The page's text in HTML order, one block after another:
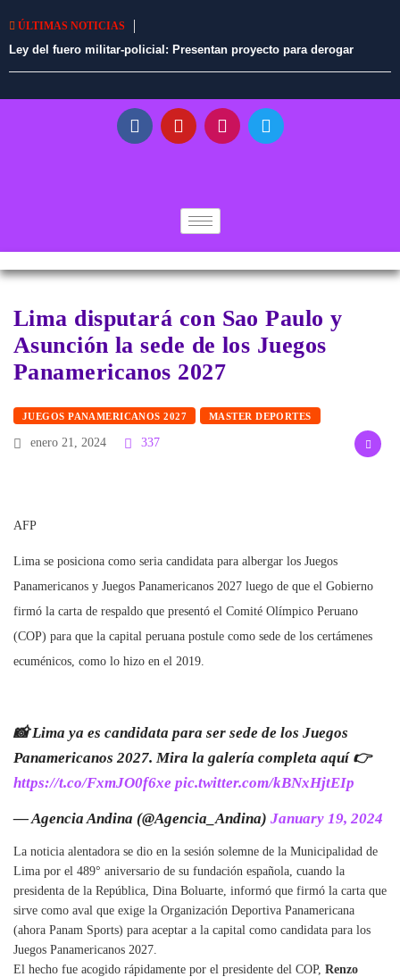
ÚLTIMAS NOTICIAS
Ley del fuero militar-policial: Presentan proyecto para derogar
norma promulgada por Fernando Rospigliosi
Lima disputará con Sao Paulo y
Asunción la sede de los Juegos
Panamericanos 2027
JUEGOS PANAMERICANOS 2027 MASTER DEPORTES
enero 21, 2024 337
AFP
Lima se posiciona como seria candidata para albergar los Juegos
Panamericanos y Juegos Panamericanos 2027 luego de que el Gobierno
firmó la carta de respaldo que presentó el Comité Olímpico Peruano
(COP) para que la capital peruana postule como sede de los certámenes
ecuménicos, como lo hizo en el 2019.
📸 Lima ya es candidata para ser sede de los Juegos
Panamericanos 2027. Mira la galería completa aquí 👉
https://t.co/FxmJO0f6xe pic.twitter.com/kBNxHjtEIp
— Agencia Andina (@Agencia_Andina) January 19, 2024
La noticia alentadora se dio en la sesión solemne de la Municipalidad de
Lima por el 489° aniversario de su fundación española, cuando la
presidenta de la República, Dina Boluarte, informó que firmó la carta que
sirve como aval que exige la Organización Deportiva Panamericana
(ahora Panam Sports) para aceptar a la capital como candidata para los
Juegos Panamericanos 2027.
El hecho fue acogido rápidamente por el presidente del COP, Renzo